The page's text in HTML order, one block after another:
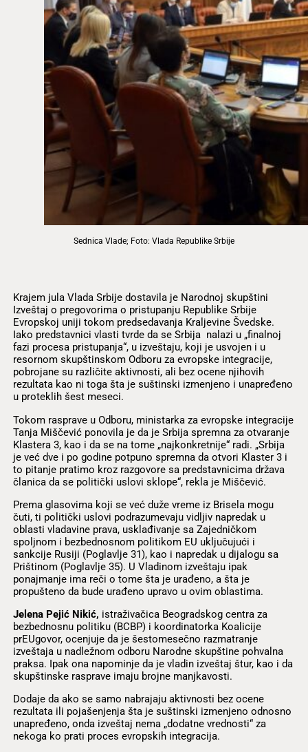
Sednica Vlade; Foto: Vlada Republike Srbije
Krajem jula Vlada Srbije dostavila je Narodnoj skupštini
Izveštaj o pregovorima o pristupanju Republike Srbije
Evropskoj uniji tokom predsedavanja Kraljevine Švedske.
Iako predstavnici vlasti tvrde da se Srbija nalazi u „finalnoj
fazi procesa pristupanja“, u izveštaju, koji je usvojen i u
resornom skupštinskom Odboru za evropske integracije,
pobrojane su različite aktivnosti, ali bez ocene njihovih
rezultata kao ni toga šta je suštinski izmenjeno i unapređeno
u proteklih šest meseci.
Tokom rasprave u Odboru, ministarka za evropske integracije
Tanja Miščević ponovila je da je Srbija spremna za otvaranje
Klastera 3, kao i da se na tome „najkonkretnije“ radi. „Srbija
je već dve i po godine potpuno spremna da otvori Klaster 3 i
to pitanje pratimo kroz razgovore sa predstavnicima država
članica da se politički uslovi sklope“, rekla je Miščević.
Prema glasovima koji se već duže vreme iz Brisela mogu
čuti, ti politički uslovi podrazumevaju vidljiv napredak u
oblasti vladavine prava, usklađivanje sa Zajedničkom
spoljnom i bezbednosnom politikom EU uključujući i
sankcije Rusiji (Poglavlje 31), kao i napredak u dijalogu sa
Prištinom (Poglavlje 35). U Vladinom izveštaju ipak
ponajmanje ima reči o tome šta je urađeno, a šta je
propušteno da bude urađeno upravo u ovim oblastima.
Jelena Pejić Nikić, istraživačica Beogradskog centra za
bezbednosnu politiku (BCBP) i koordinatorka Koalicije
prEUgovor, ocenjuje da je šestomesečno razmatranje
izveštaja u nadležnom odboru Narodne skupštine pohvalna
praksa. Ipak ona napominje da je vladin izveštaj štur, kao i da
skupštinske rasprave imaju brojne manjkavosti.
Dodaje da ako se samo nabrajaju aktivnosti bez ocene
rezultata ili pojašenjenja šta je suštinski izmenjeno odnosno
unapređeno, onda izveštaj nema „dodatne vrednosti“ za
nekoga ko prati proces evropskih integracija.